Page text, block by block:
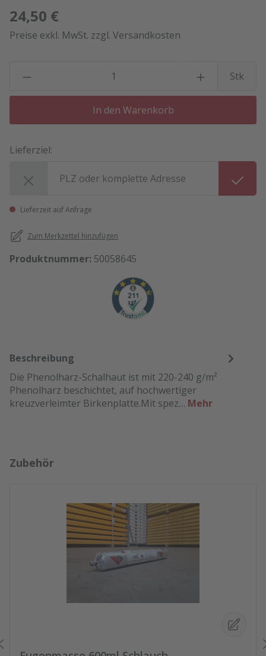
24,50 €
Preise exkl. MwSt. zzgl. Versandkosten
Stk
In den Warenkorb
Lieferziel:
Lieferzeit auf Anfrage
Zum Merkzettel hinzufügen
Produktnummer: 50058645
Beschreibung
Die Phenolharz-Schalhaut ist mit 220-240 g/m²
Phenolharz beschichtet, auf hochwertiger
kreuzverleimter Birkenplatte.Mit spez… Mehr
Produktgalerie überspringen
Zubehör